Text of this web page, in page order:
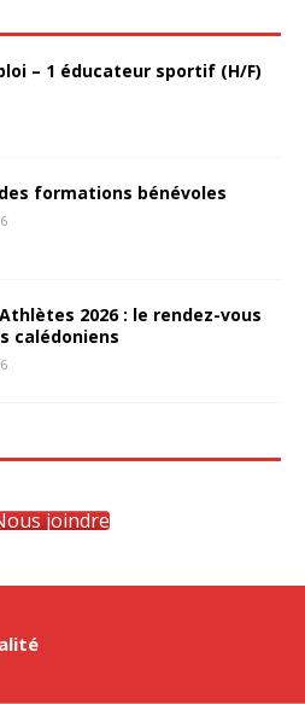
– 1 éducateur sportif (H/F)
formations bénévoles
2026 : le rendez-vous
calédoniens
joindre